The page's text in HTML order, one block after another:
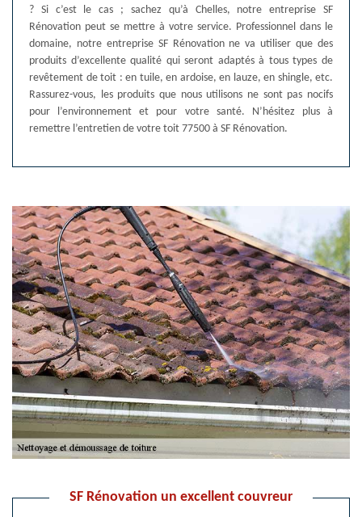
? Si c’est le cas ; sachez qu’à Chelles, notre entreprise SF
Rénovation peut se mettre à votre service. Professionnel dans le
domaine, notre entreprise SF Rénovation ne va utiliser que des
produits d’excellente qualité qui seront adaptés à tous types de
revêtement de toit : en tuile, en ardoise, en lauze, en shingle, etc.
Rassurez-vous, les produits que nous utilisons ne sont pas nocifs
pour l’environnement et pour votre santé. N’hésitez plus à
remettre l’entretien de votre toit 77500 à SF Rénovation.
SF Rénovation un excellent couvreur